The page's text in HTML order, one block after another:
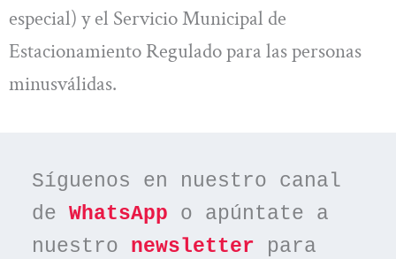
especial) y el Servicio Municipal de
Estacionamiento Regulado para las personas
minusválidas.
Síguenos en nuestro canal
de WhatsApp o apúntate a
nuestro newsletter para